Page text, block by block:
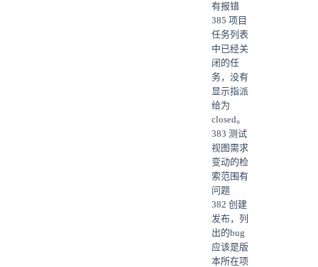
有报错
385 项目
任务列表
中已经关
闭的任
务，没有
显示指派
给为
closed。
383 测试
视图需求
变动的检
索范围有
问题
382 创建
发布，列
出的bug
应该是版
本所在项